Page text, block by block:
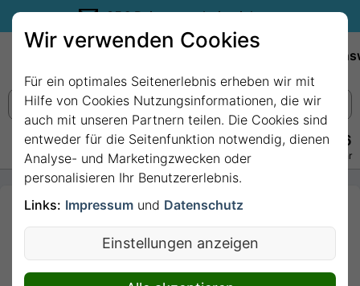
35€ Reisegutschein sichern.
+49 228 3875 7256
Persönlich · Kostenlos · Täglich 08–22 Uhr
9 Nächte -
Metropolen
des
westlichen
Wir verwenden Cookies
Für ein optimales Seitenerlebnis erheben wir mit
Hilfe von Cookies Nutzungsinformationen, die wir
auch mit unseren Partnern teilen. Die Cookies sind
entweder für die Seitenfunktion notwendig, dienen
Analyse- und Marketingzwecken oder
personalisieren Ihr Benutzererlebnis.
Links: Impressum und Datenschutz
Einstellungen anzeigen